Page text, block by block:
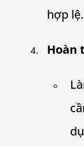
hợp lệ.
Hoàn